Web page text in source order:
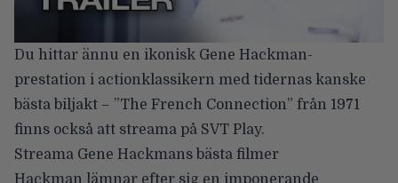
Du hittar ännu en ikonisk Gene Hackman-
prestation i actionklassikern med tidernas kanske
bästa biljakt – ”The French Connection” från 1971
finns också att streama på SVT Play.
Streama Gene Hackmans bästa filmer
Hackman lämnar efter sig en imponerande